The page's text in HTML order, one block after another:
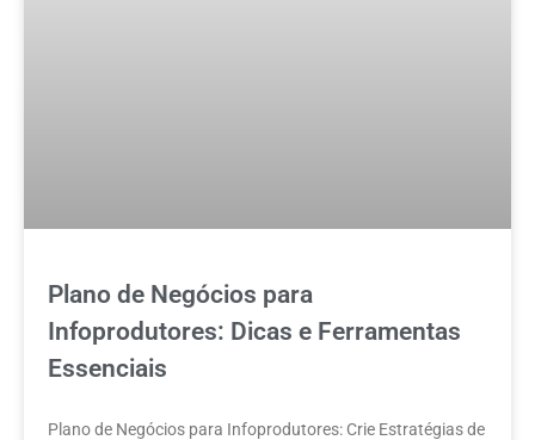
Plano de Negócios para
Infoprodutores: Dicas e Ferramentas
Essenciais
Plano de Negócios para Infoprodutores: Crie Estratégias de